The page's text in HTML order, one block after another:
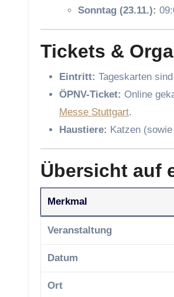
Sonntag (23.11.):
Tickets &
Eintritt: Tageskarten
ÖPNV-Ticket: Online
Messe Stuttgart.
Haustiere: Katzen
Übersicht auf
Merkmal
Veranstaltung
Datum
Ort